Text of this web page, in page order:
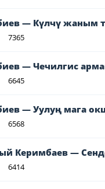
— Күлчү жаным
7365
— Чечилгис
6645
— Уулуң мага
6568
Керимбаев —
6414